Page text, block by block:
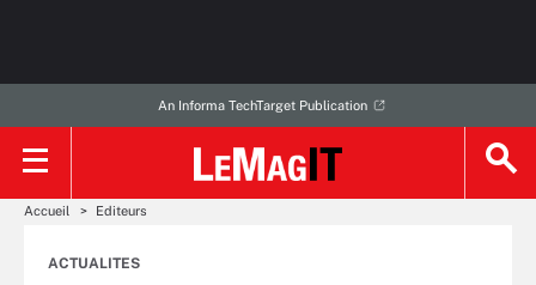
An Informa TechTarget Publication
Accueil Editeurs
ACTUALITES